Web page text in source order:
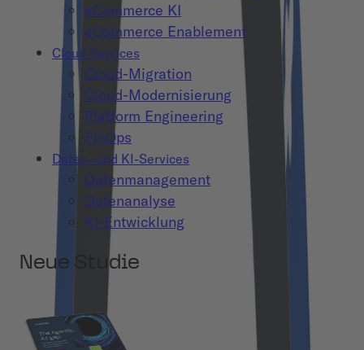
eCommerce KI
eCommerce Enablement
Cloud Services
Cloud-Migration
Cloud-Modernisierung
Platform Engineering
FinOps
Daten- und KI-Services
Datenmanagement
Datenanalyse
KI-Entwicklung
Neue Studie